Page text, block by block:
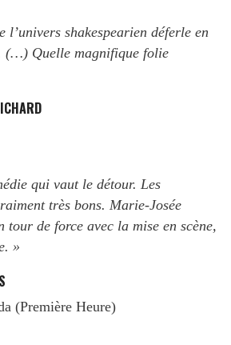
l’univers shakespearien déferle en
(…) Quelle magnifique folie
qui vaut le détour. Les
très bons. Marie-Josée
tour de force avec la mise en scène,
»
(Première Heure)